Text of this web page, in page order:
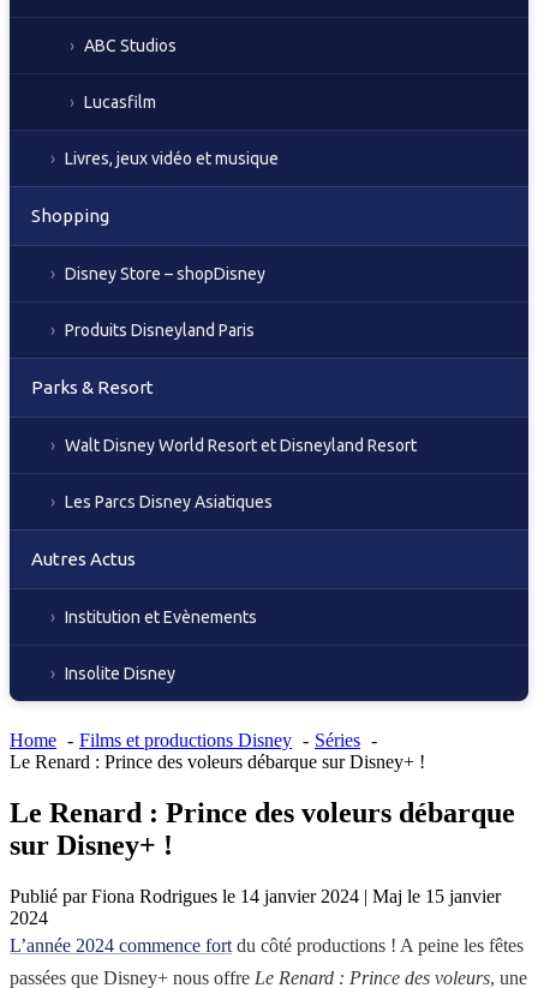
ABC Studios
Lucasfilm
Livres, jeux vidéo et musique
Shopping
Disney Store – shopDisney
Produits Disneyland Paris
Parks & Resort
Walt Disney World Resort et Disneyland Resort
Les Parcs Disney Asiatiques
Autres Actus
Institution et Evènements
Insolite Disney
Home Films et productions Disney
Séries
Le Renard : Prince des voleurs débarque sur Disney+ !
Le Renard : Prince des voleurs débarque
sur Disney+ !
Publié parFiona Rodrigues le 14 janvier 2024 | Maj le 15 janvier
2024
L’année 2024 commence fort du côté productions ! A peine les fêtes
passées que Disney+ nous offre Le Renard : Prince des voleurs, une